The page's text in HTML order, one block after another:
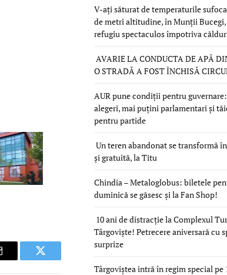
Twitter
V-ați săturat de temperaturile
de metri altitudine, în Munții
refugiu spectaculos împotriva
AVARIE LA CONDUCTA DE APĂ
O STRADĂ A FOST ÎNCHISĂ
AUR pune condiții pentru
alegeri, mai puțini parlamentari și
pentru partide
Un teren abandonat se transformă
și gratuită, la Titu
Chindia – Metaloglobus: biletele
duminică se găsesc și la Fan Shop!
10 ani de distracție la Complexul
Târgoviște! Petrecere aniversară cu
surprize
Târgoviștea intră în regim special pe